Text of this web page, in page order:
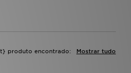
Mostrar tudo
produto encontrado: